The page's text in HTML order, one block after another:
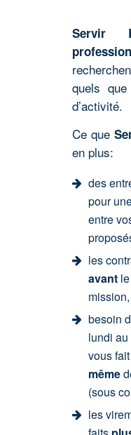
Servir
quels
d’activité.
Ce que
en plus:
des
pour
entre
les
avantle
mission,
besoin
lundi
vous
même
(sous
les